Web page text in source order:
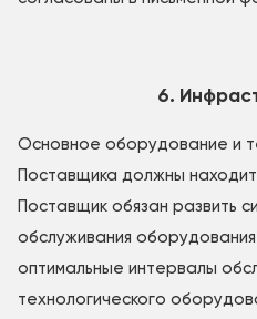
6.
Основное оборудование и
Поставщика должны
Поставщик обязан развить
обслуживания
оптимальные интервалы
технологического